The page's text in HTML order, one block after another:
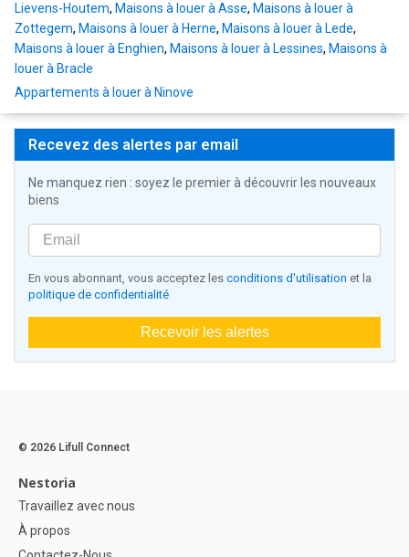
Lievens-Houtem, Maisons à louer à Asse, Maisons à louer à
Zottegem, Maisons à louer à Herne, Maisons à louer à Lede,
Maisons à louer à Enghien, Maisons à louer à Lessines, Maisons à
louer à Bracle
Appartements à louer à Ninove
Recevez des alertes par email
Ne manquez rien : soyez le premier à découvrir les nouveaux
biens
En vous abonnant, vous acceptez les conditions d'utilisation et la
politique de confidentialité
Recevoir les alertes
© 2026 Lifull Connect
Nestoria
Travaillez avec nous
À propos